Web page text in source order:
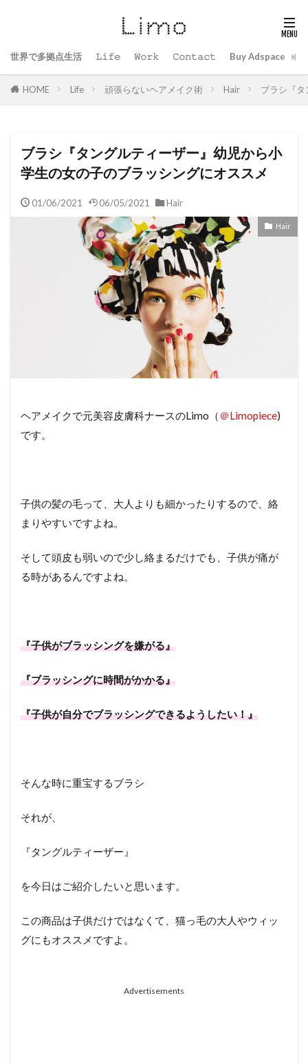
世界で多拠点生活 𝙻𝚒𝚏𝚎 𝚆𝚘𝚛𝚔 𝙲𝚘𝚗𝚝𝚊𝚌𝚝 Buy Adspace
HOME Life 頑張らないヘアメイク術 Hair ブラシ『
ブラシ『タングルティーザー』幼児から小
学生の女の子のブラッシングにオススメ
01/06/2021 06/05/2021 Hair
Hair
ヘアメイクで元美容皮膚科ナースのLimo（ ＠Limopiece)
です。
子供の髪の毛って、大人よりも細かったりするので、絡
まりやすいですよね。
そして頭皮も弱いので少し絡まるだけでも、子供が痛が
る時があるんですよね。
『子供がブラッシングを嫌がる』
『ブラッシングに時間がかかる』
『子供が自分でブラッシングできるようしたい！』
そんな時に重宝するブラシ
それが、
『タングルティーザー』
を今日はご紹介したいと思います。
この商品は子供だけではなくて、猫っ毛の大人やウィッ
グにもオススメですよ。
Advertisements